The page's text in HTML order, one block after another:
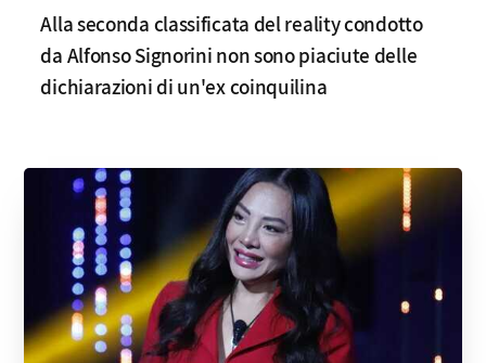
Alla seconda classificata del reality condotto
da Alfonso Signorini non sono piaciute delle
dichiarazioni di un'ex coinquilina